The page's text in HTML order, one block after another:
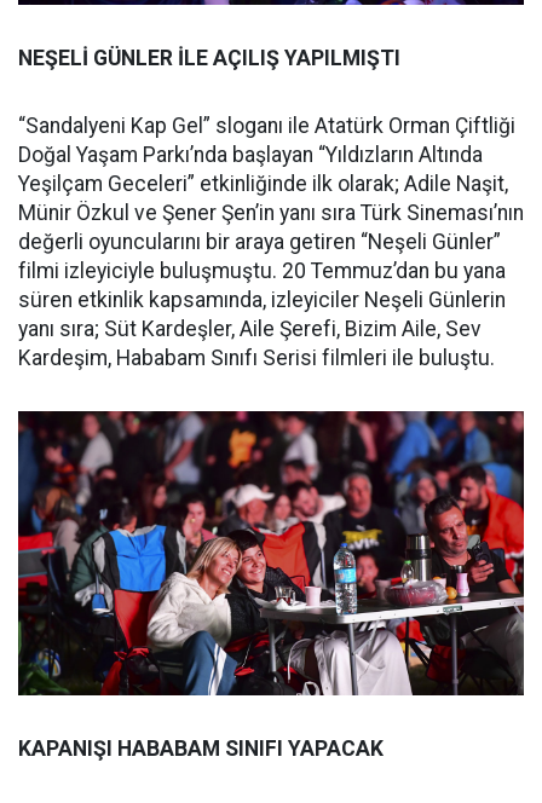
NEŞELİ GÜNLER İLE AÇILIŞ YAPILMIŞTI
“Sandalyeni Kap Gel” sloganı ile Atatürk Orman Çiftliği
Doğal Yaşam Parkı’nda başlayan “Yıldızların Altında
Yeşilçam Geceleri” etkinliğinde ilk olarak; Adile Naşit,
Münir Özkul ve Şener Şen’in yanı sıra Türk Sineması’nın
değerli oyuncularını bir araya getiren “Neşeli Günler”
filmi izleyiciyle buluşmuştu. 20 Temmuz’dan bu yana
süren etkinlik kapsamında, izleyiciler Neşeli Günlerin
yanı sıra; Süt Kardeşler, Aile Şerefi, Bizim Aile, Sev
Kardeşim, Hababam Sınıfı Serisi filmleri ile buluştu.
KAPANIŞI HABABAM SINIFI YAPACAK